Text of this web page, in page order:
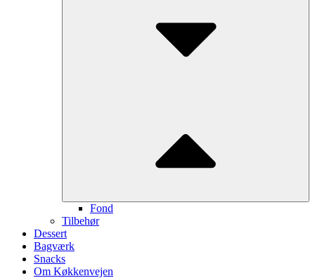
Fond
Tilbehør
Dessert
Bagværk
Snacks
Om Køkkenvejen